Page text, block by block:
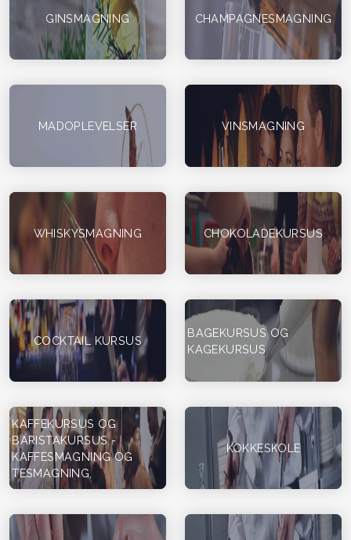
GINSMAGNING CHAMPAGNESMAGNING
MADOPLEVELSER VINSMAGNING
WHISKYSMAGNING CHOKOLADEKURSUS
COCKTAIL KURSUS
BAGEKURSUS OG
KAGEKURSUS
KAFFEKURSUS OG
BARISTAKURSUS -
KAFFESMAGNING OG
TESMAGNING,
KOKKESKOLE